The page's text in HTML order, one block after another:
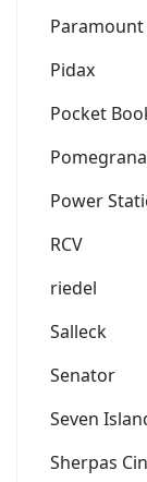
Paramount
Pidax
Pocket
Power
RCV
riedel
Salleck
Senator
Seven
Sherpas